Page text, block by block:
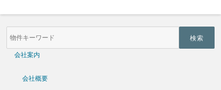
物
件
会社案内
会社概要